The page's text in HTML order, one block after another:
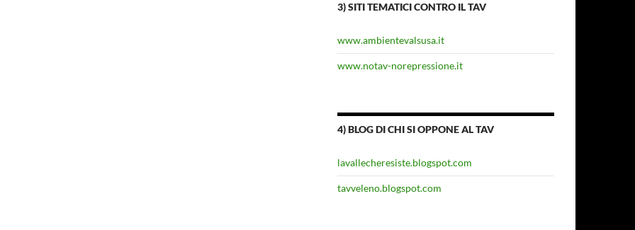
3) SITI TEMATICI CONTRO IL TAV
www.ambientevalsusa.it
www.notav-norepressione.it
4) BLOG DI CHI SI OPPONE AL TAV
lavallecheresiste.blogspot.com
tavveleno.blogspot.com